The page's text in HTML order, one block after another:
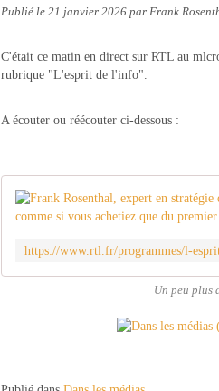
Publié le 21 janvier 2026 par Frank
C'était ce matin en direct sur RTL au
rubrique "L'esprit de l'info".
A écouter ou réécouter ci-dessous :
Un peu plus